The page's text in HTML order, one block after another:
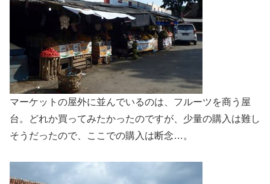
マーケットの屋外に並んでいるのは、フルーツを商う屋
台。どれか買ってみたかったのですが、少量の購入は難し
そうだったので、ここでの購入は断念…。